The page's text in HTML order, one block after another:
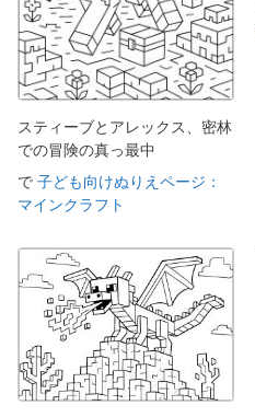
スティーブとアレックス、密林
での冒険の真っ最中
で 子ども向けぬりえページ：
マインクラフト